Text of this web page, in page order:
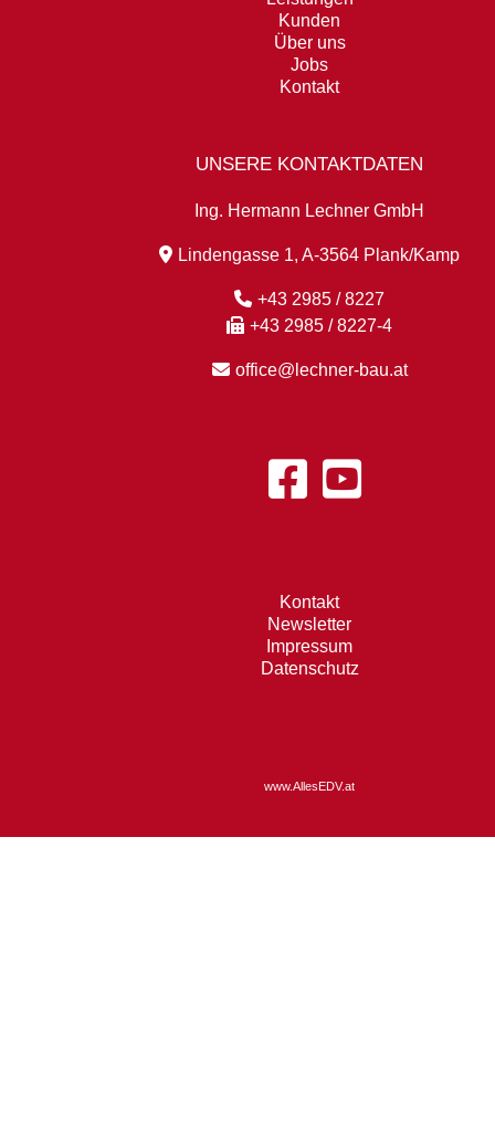
Kunden
Über uns
Jobs
Kontakt
UNSERE KONTAKTDATEN
Ing. Hermann Lechner GmbH
Lindengasse 1, A-3564 Plank/Kamp
+43 2985 / 8227
+43 2985 / 8227-4
office@lechner-bau.at
Kontakt
Newsletter
Impressum
Datenschutz
www.AllesEDV.at